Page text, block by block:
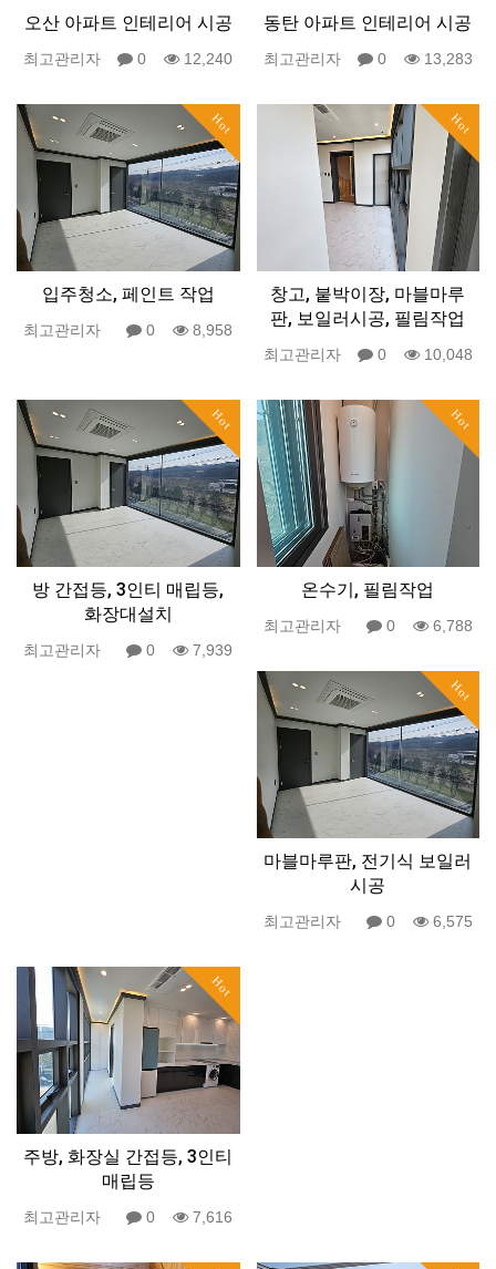
오산 아파트 인테리어 시공
최고관리자 0 12,240
동탄 아파트 인테리어 시공
최고관리자 0 13,283
Hot
입주청소, 페인트 작업
최고관리자 0 8,958
Hot
창고, 붙박이장, 마블마루
판, 보일러시공, 필림작업
최고관리자 0 10,048
Hot
방 간접등, 3인티 매립등,
화장대설치
최고관리자 0 7,939
Hot
온수기, 필림작업
최고관리자 0 6,788
Hot
마블마루판, 전기식 보일러
시공
최고관리자 0 6,575
Hot
주방, 화장실 간접등, 3인티
매립등
최고관리자 0 7,616